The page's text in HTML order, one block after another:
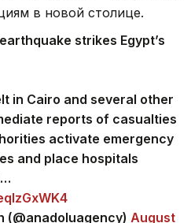
в новой столице.
strikes Egypt’s
in Cairo and several other
reports of casualties
activate emergency
and place hospitals
(@anadoluagency) August